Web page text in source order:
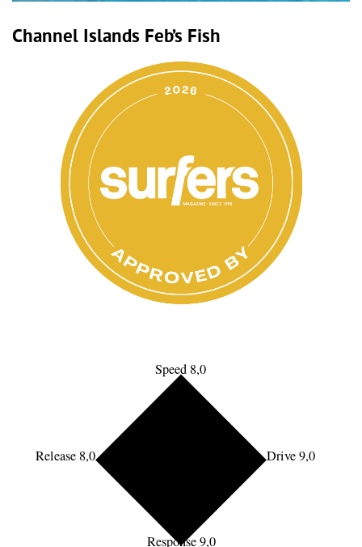
Channel Islands Feb’s Fish
Speed 8,0
Drive 9,0
Response 9,0
Release 8,0